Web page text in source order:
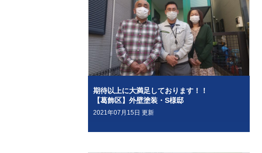
期待以上に大満足しております！！
【葛飾区】外壁塗装・S様邸
2021年07月15日 更新